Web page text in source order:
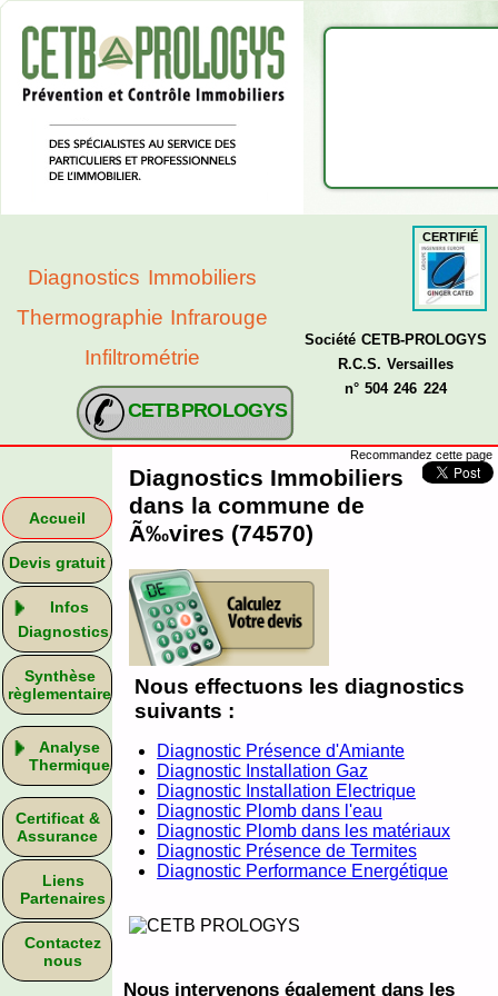
Diagnostics Immobiliers
Thermographie Infrarouge
Infiltrométrie
CERTIFIÉ
Société CETB-PROLOGYS
R.C.S. Versailles
n° 504 246 224
CETB PROLOGYS
Accueil
Devis gratuit
Infos
Diagnostics
Synthèse
règlementaire
Analyse
Thermique
Certificat &
Assurance
Liens
Partenaires
Contactez
nous
Recommandez cette page
Diagnostics Immobiliers
dans la commune de
Ã‰vires (74570)
Nous effectuons les diagnostics
suivants :
Diagnostic Présence d'Amiante
Diagnostic Installation Gaz
Diagnostic Installation Electrique
Diagnostic Plomb dans l'eau
Diagnostic Plomb dans les matériaux
Diagnostic Présence de Termites
Diagnostic Performance Energétique
Nous intervenons également dans les